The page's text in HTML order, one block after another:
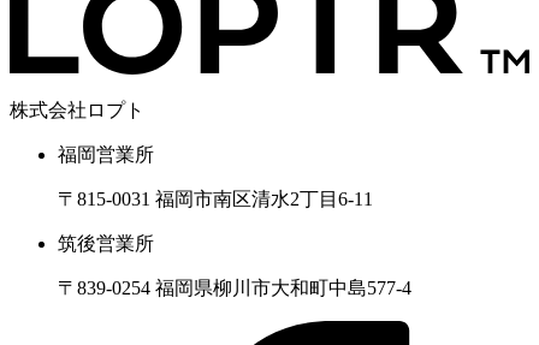
株式会社ロプト
福岡営業所
〒815-0031 福岡市南区清水2丁目6-11
筑後営業所
〒839-0254 福岡県柳川市大和町中島577-4